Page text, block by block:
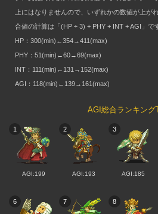
上にはなりませんので、いずれかの数値が上が
合値の計算は「(HP ÷ 3) + PHY + INT + AGI」で
HP：300(min)←354→411(max)
PHY：51(min)←60→69(max)
INT：111(min)←131→152(max)
AGI：118(min)←139→161(max)
AGI総合ランキング
1
AGI:199
2
AGI:193
3
AGI:185
6 7 8